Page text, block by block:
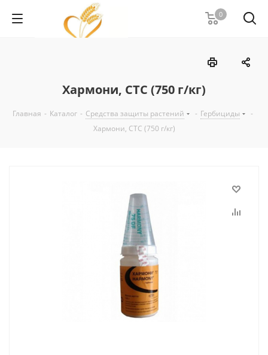
0
Хармони, СТС (750 г/кг)
Главная - Каталог - Средства защиты растений - Гербициды
-
Хармони, СТС (750 г/кг)